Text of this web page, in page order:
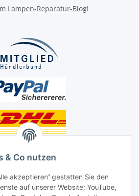
& Co nutzen
akzeptieren“ gestatten Sie den
auf unserer Website: YouTube,
Lampen-Reparatur-Blog!